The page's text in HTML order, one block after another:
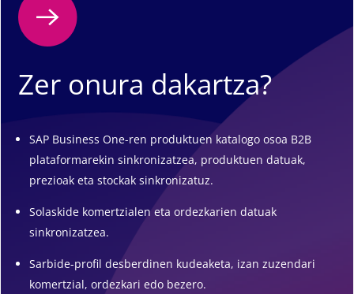
Zer onura dakartza?
SAP Business One-ren produktuen katalogo osoa B2B
plataformarekin sinkronizatzea, produktuen datuak,
prezioak eta stockak sinkronizatuz.
Solaskide komertzialen eta ordezkarien datuak
sinkronizatzea.
Sarbide-profil desberdinen kudeaketa, izan zuzendari
komertzial, ordezkari edo bezero.